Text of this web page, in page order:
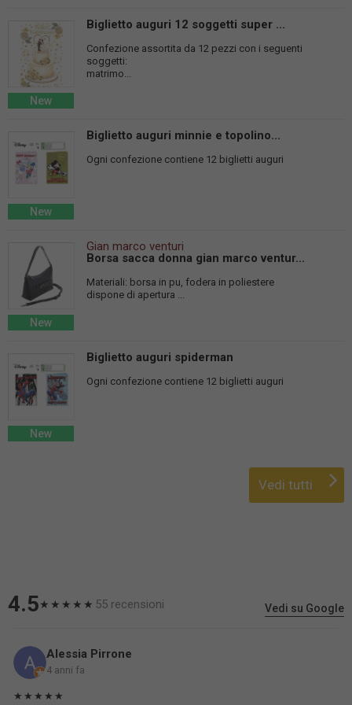
New
Biglietto auguri 12 soggetti super ...
Confezione assortita da 12 pezzi con i seguenti
soggetti:
matrimo...
New
Biglietto auguri minnie e topolino...
Ogni confezione contiene 12 biglietti auguri
New
Gian marco venturi
Borsa sacca donna gian marco ventur...
Materiali: borsa in pu, fodera in poliestere
dispone di apertura ...
New
Biglietto auguri spiderman
Ogni confezione contiene 12 biglietti auguri
Vedi tutti
4.5★★★★★ 55 recensioni Vedi su Google
Alessia Pirrone
4 anni fa
★★★★★